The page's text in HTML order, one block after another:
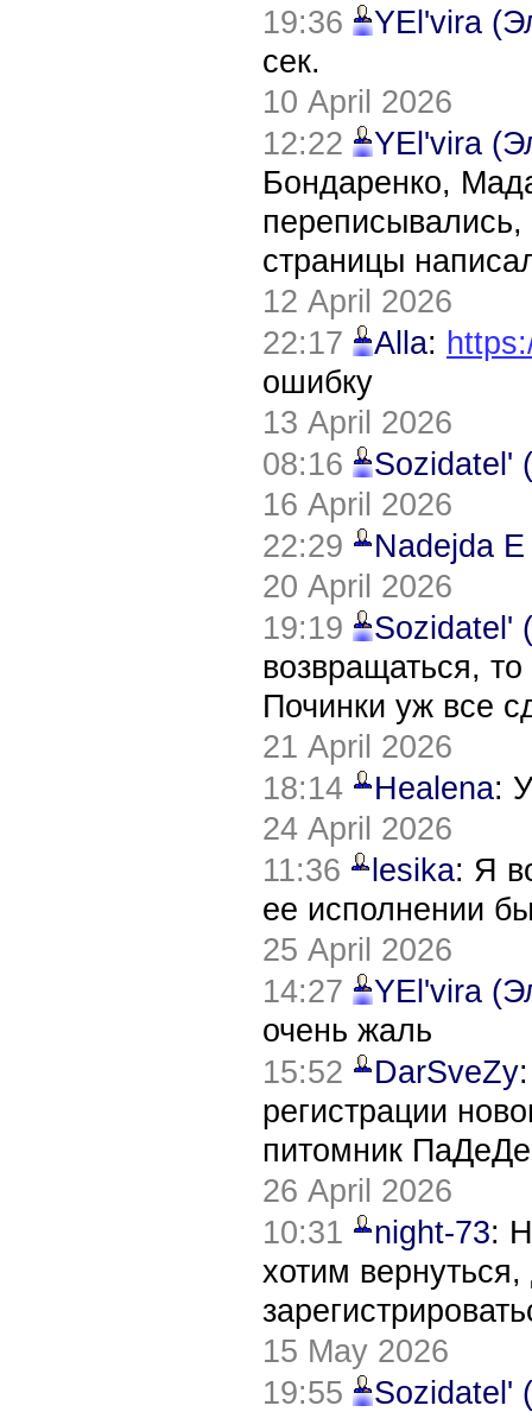
19:36
YEl'vira
сек.
10 April 2026
12:22
YEl'vira
Бондаренко,
страницы
12 April 2026
22:17
Alla:
ошибку
13 April 2026
08:16
Sozidatel'
16 April 2026
22:29
Nadejda
20 April 2026
19:19
Sozidatel'
возвращаться,
Починки уж все
21 April 2026
18:14
Healena:
24 April 2026
11:36
lesika: Я
ее исполнении
25 April 2026
14:27
YEl'vira
очень жаль
15:52
DarSveZy
регистрации
питомник
26 April 2026
10:31
night-73:
хотим
15 May 2026
19:55
Sozidatel'